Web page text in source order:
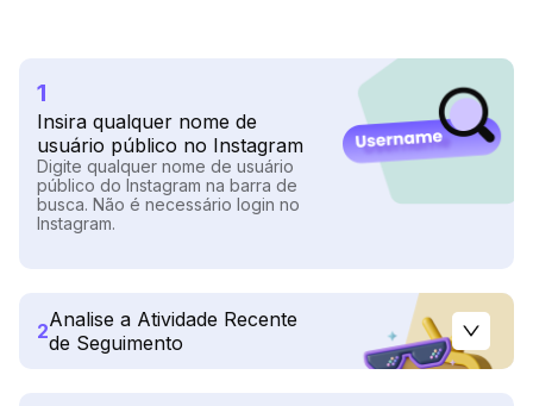
1
Insira qualquer nome de
usuário público no Instagram
Digite qualquer nome de usuário
público do Instagram na barra de
busca. Não é necessário login no
Instagram.
2Analise a Atividade Recente
de Seguimento